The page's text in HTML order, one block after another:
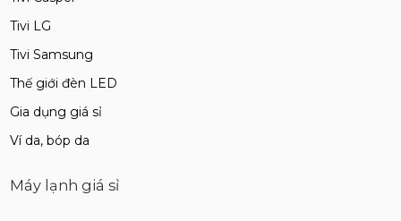
Tivi LG
Tivi Samsung
Thế giới đèn LED
Gia dụng giá sỉ
Ví da, bóp da
Máy lạnh giá sỉ